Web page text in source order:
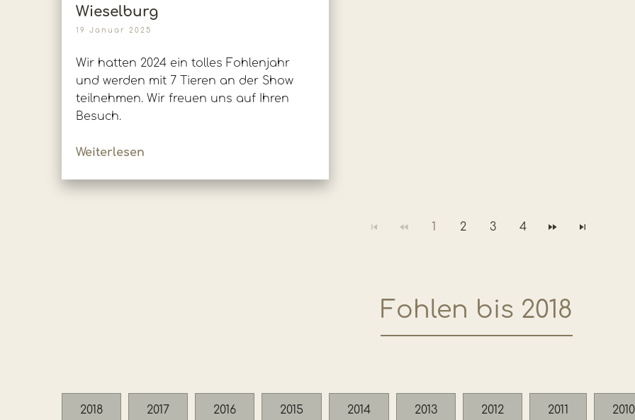
Wieselburg
19 Januar 2025
Wir hatten 2024 ein tolles Fohlenjahr
und werden mit 7 Tieren an der Show
teilnehmen. Wir freuen uns auf Ihren
Besuch.
Weiterlesen
1 2 3 4
Fohlen bis 2018
2018 2017 2016 2015 2014 2013 2012 2011 2010